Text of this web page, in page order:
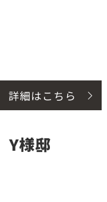
詳細はこちら
Y様邸